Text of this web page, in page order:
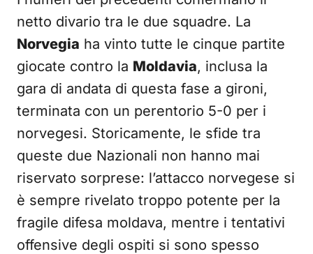
netto divario tra le due squadre. La
Norvegia ha vinto tutte le cinque partite
giocate contro la Moldavia, inclusa la
gara di andata di questa fase a gironi,
terminata con un perentorio 5-0 per i
norvegesi. Storicamente, le sfide tra
queste due Nazionali non hanno mai
riservato sorprese: l’attacco norvegese si
è sempre rivelato troppo potente per la
fragile difesa moldava, mentre i tentativi
offensive degli ospiti si sono spesso